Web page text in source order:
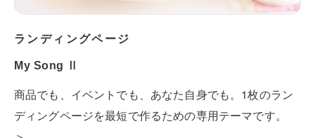
ランディングページ
My Song Ⅱ
商品でも、イベントでも、あなた自身でも。1枚のラン
ディングページを最短で作るための専用テーマです。